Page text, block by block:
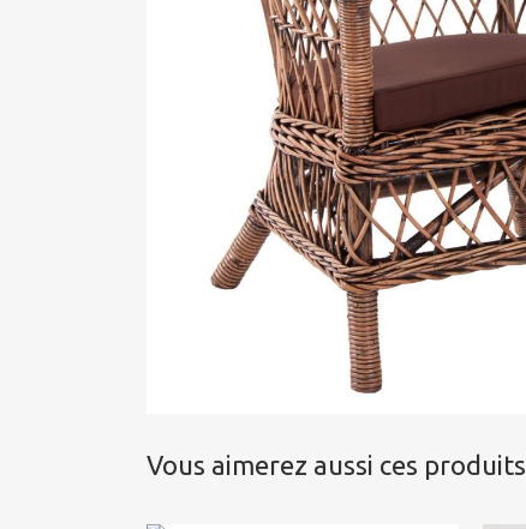
Vous aimerez aussi ces produits